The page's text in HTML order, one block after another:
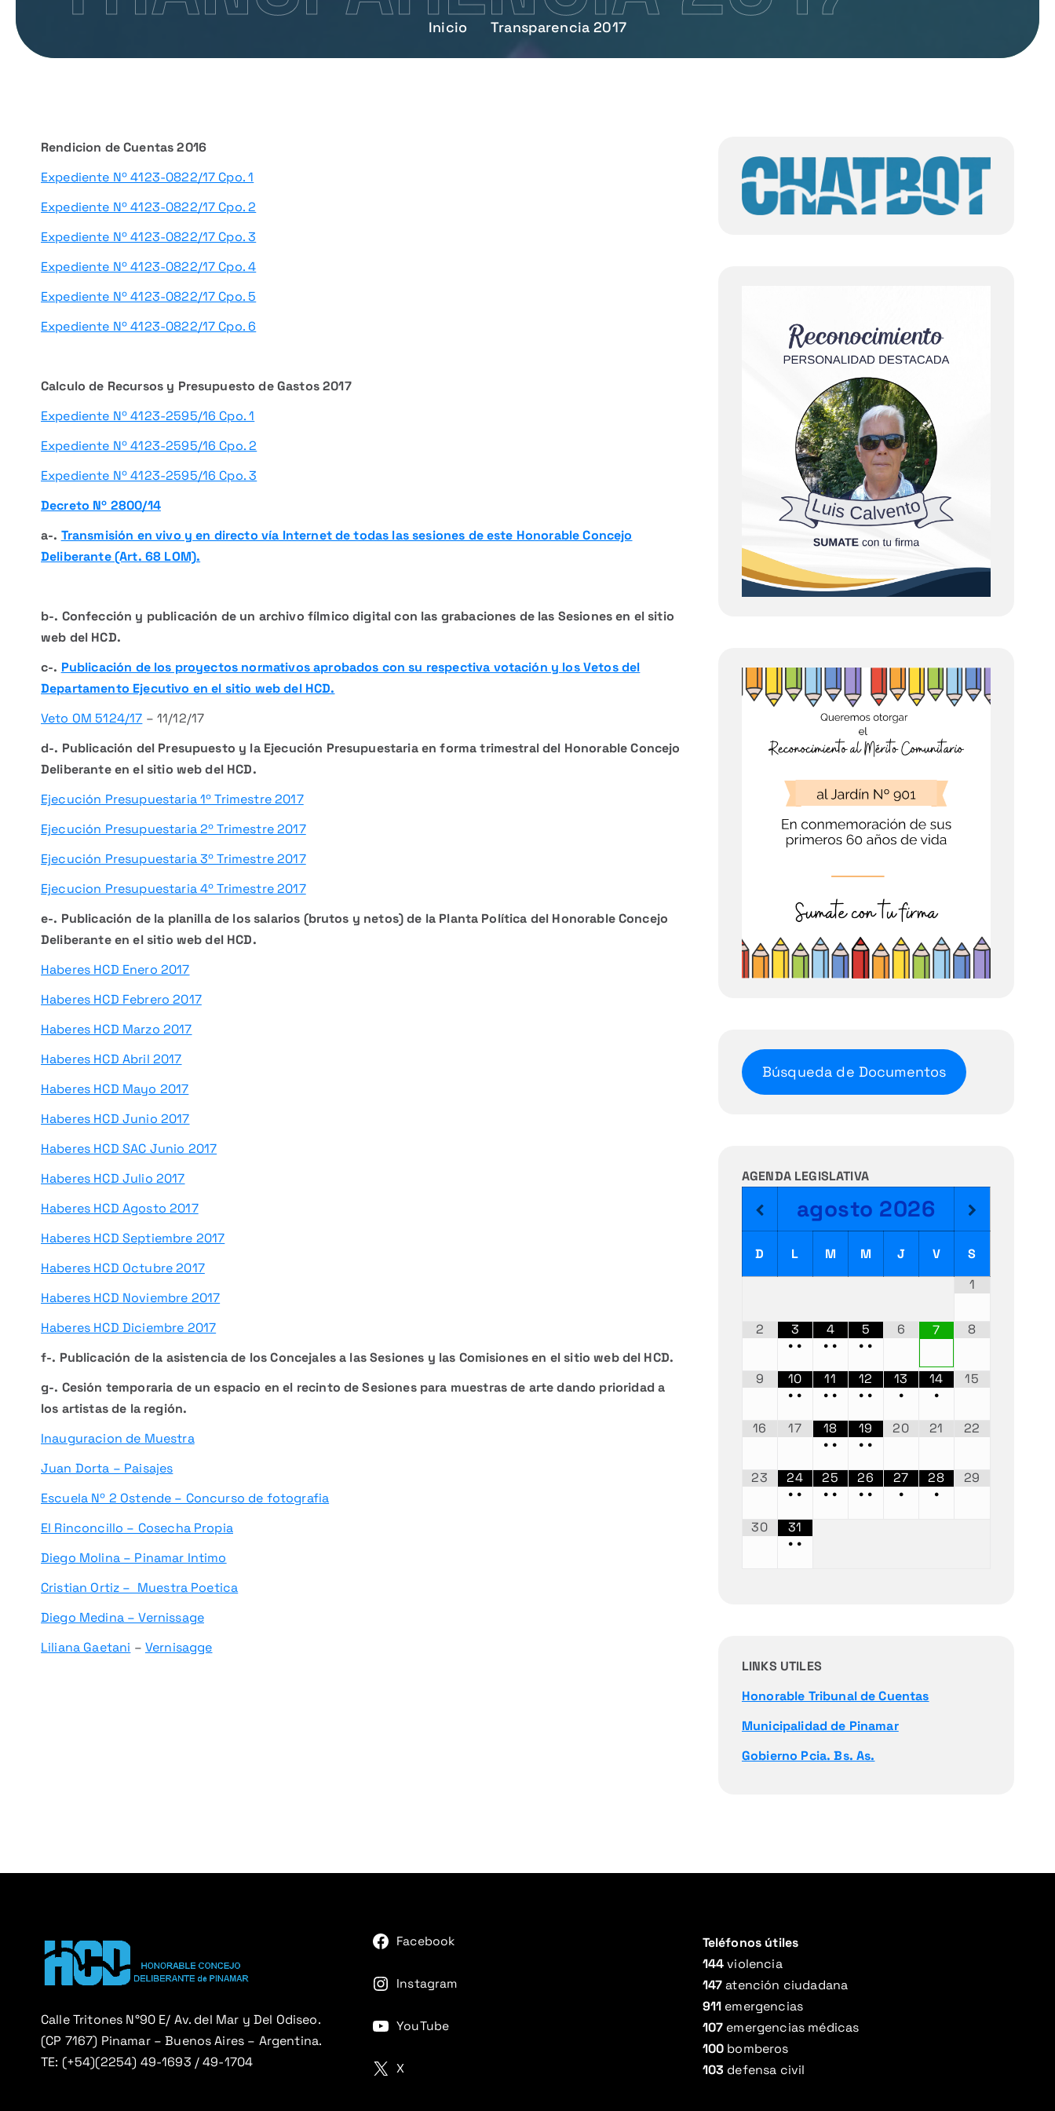
Inicio Transparencia 2017
Rendicion de Cuentas 2016
Expediente Nº 4123-0822/17 Cpo. 1
Expediente Nº 4123-0822/17 Cpo. 2
Expediente Nº 4123-0822/17 Cpo. 3
Expediente Nº 4123-0822/17 Cpo. 4
Expediente Nº 4123-0822/17 Cpo. 5
Expediente Nº 4123-0822/17 Cpo. 6
Calculo de Recursos y Presupuesto de Gastos 2017
Expediente Nº 4123-2595/16 Cpo. 1
Expediente Nº 4123-2595/16 Cpo. 2
Expediente Nº 4123-2595/16 Cpo. 3
Decreto Nº 2800/14
a-. Transmisión en vivo y en directo vía Internet de todas las sesiones de este Honorable Concejo
Deliberante (Art. 68 LOM).
b-. Confección y publicación de un archivo fílmico digital con las grabaciones de las Sesiones en el sitio
web del HCD.
c-. Publicación de los proyectos normativos aprobados con su respectiva votación y los Vetos del
Departamento Ejecutivo en el sitio web del HCD.
Veto OM 5124/17 – 11/12/17
d-. Publicación del Presupuesto y la Ejecución Presupuestaria en forma trimestral del Honorable Concejo
Deliberante en el sitio web del HCD.
Ejecución Presupuestaria 1º Trimestre 2017
Ejecución Presupuestaria 2º Trimestre 2017
Ejecución Presupuestaria 3º Trimestre 2017
Ejecucion Presupuestaria 4º Trimestre 2017
e-. Publicación de la planilla de los salarios (brutos y netos) de la Planta Política del Honorable Concejo
Deliberante en el sitio web del HCD.
Haberes HCD Enero 2017
Haberes HCD Febrero 2017
Haberes HCD Marzo 2017
Haberes HCD Abril 2017
Haberes HCD Mayo 2017
Haberes HCD Junio 2017
Haberes HCD SAC Junio 2017
Haberes HCD Julio 2017
Haberes HCD Agosto 2017
Haberes HCD Septiembre 2017
Haberes HCD Octubre 2017
Haberes HCD Noviembre 2017
Haberes HCD Diciembre 2017
f-. Publicación de la asistencia de los Concejales a las Sesiones y las Comisiones en el sitio web del HCD.
g-. Cesión temporaria de un espacio en el recinto de Sesiones para muestras de arte dando prioridad a
los artistas de la región.
Inauguracion de Muestra
Juan Dorta – Paisajes
Escuela Nº 2 Ostende – Concurso de fotografia
El Rinconcillo – Cosecha Propia
Diego Molina – Pinamar Intimo
Cristian Ortiz – Muestra Poetica
Diego Medina – Vernissage
Liliana Gaetani – Vernisagge
Búsqueda de Documentos
AGENDA LEGISLATIVA
agosto 2026
D L M M J V
S
1
2
3
• •
4
• •
5
• •
6 7 8
9
10
• •
11
• •
12
• •
13
•
14
•
15
16 17
18
• •
19
• •
20 21 22
23
24
• •
25
• •
26
• •
27
•
28
•
29
30
31
• •
LINKS UTILES
Honorable Tribunal de Cuentas
Municipalidad de Pinamar
Gobierno Pcia. Bs. As.
Calle Tritones N°90 E/ Av. del Mar y Del Odiseo.
(CP 7167) Pinamar – Buenos Aires – Argentina.
TE: (+54)(2254) 49-1693 / 49-1704
Facebook
Instagram
YouTube
X
Teléfonos útiles
144violencia
147atención ciudadana
911 emergencias
107 emergencias médicas
100 bomberos
103 defensa civil